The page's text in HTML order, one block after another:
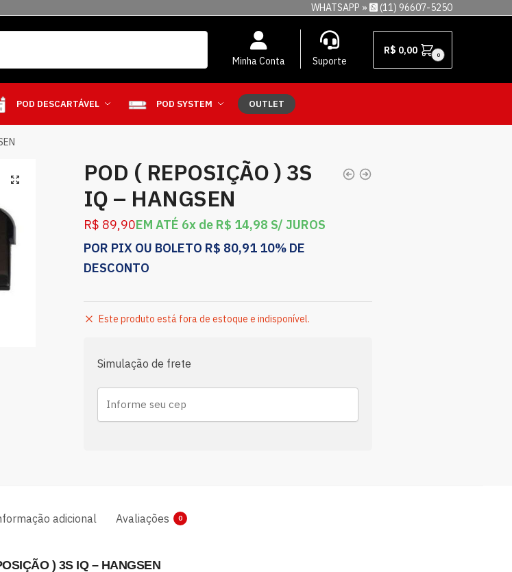
WHATSAPP » (11) 96607-5250
Minha Conta Suporte
R$ 0,00 0
POD DESCARTÁVEL POD SYSTEM OUTLET
POD ( REPOSIÇÃO ) 3S
IQ – HANGSEN
R$ 89,90EM ATÉ 6x de R$ 14,98 S/ JUROS
POR PIX OU BOLETO R$ 80,91 10% DE
DESCONTO
Este produto está fora de estoque e indisponível.
Simulação de frete
adicional Avaliações 0
) 3S IQ – HANGSEN​